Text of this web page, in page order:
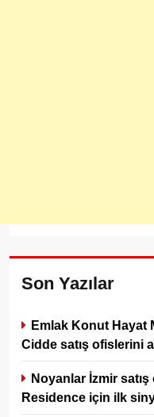
Son Yazılar
Emlak Konut Hayat
Cidde satış ofislerini
Noyanlar İzmir satış
Residence için ilk